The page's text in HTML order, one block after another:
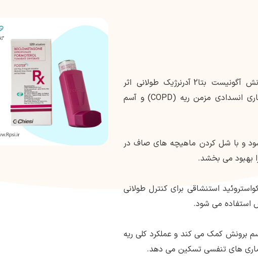
فورموترول یک داروی گشادکننده برونش آگونیست بتا2 آدرنرژیک طولانی اثر
(LABA) است که معمولاً در مدیریت بیماری انسدادی مزمن ریه (COPD) و آسم
و با شل کردن ماهیچه های صاف در
بهبود می بخشد.
استنشاقی برای کنترل طولانی
استفاده می شود.
برونش کمک می کند و عملکرد کلی ریه
های تنفسی تسکین می دهد.